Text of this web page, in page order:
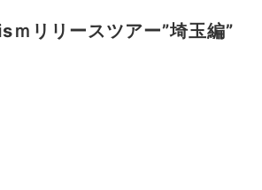
リリースツアー”埼玉編”